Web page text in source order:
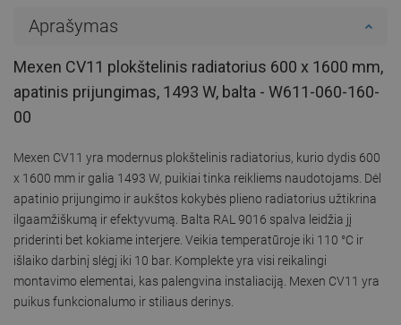
Aprašymas
Mexen CV11 plokštelinis radiatorius 600 x 1600 mm,
apatinis prijungimas, 1493 W, balta - W611-060-160-
00
Mexen CV11 yra modernus plokštelinis radiatorius, kurio dydis 600
x 1600 mm ir galia 1493 W, puikiai tinka reikliems naudotojams. Dėl
apatinio prijungimo ir aukštos kokybės plieno radiatorius užtikrina
ilgaamžiškumą ir efektyvumą. Balta RAL 9016 spalva leidžia jį
priderinti bet kokiame interjere. Veikia temperatūroje iki 110 °C ir
išlaiko darbinį slėgį iki 10 bar. Komplekte yra visi reikalingi
montavimo elementai, kas palengvina instaliaciją. Mexen CV11 yra
puikus funkcionalumo ir stiliaus derinys.